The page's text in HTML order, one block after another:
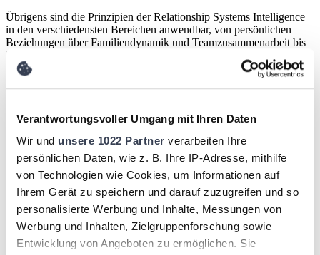
Verantwortungsvoller Umgang mit Ihren Daten
Wir und unsere 1022 Partner verarbeiten Ihre
persönlichen Daten, wie z. B. Ihre IP-Adresse, mithilfe
von Technologien wie Cookies, um Informationen auf
Ihrem Gerät zu speichern und darauf zuzugreifen und so
personalisierte Werbung und Inhalte, Messungen von
Werbung und Inhalten, Zielgruppenforschung sowie
Entwicklung von Angeboten zu ermöglichen. Sie
Übrigens sind die Prinzipien der Relationship Systems Intelligence
in den verschiedensten Bereichen anwendbar, von persönlichen
Beziehungen über Familiendynamik und Teamzusammenarbeit bis
hin zum Wachstum von Unternehmen.
Relationship Systems Intelligence: der
Während sich die Welt um uns herum ständig verändert, ist
Relationship Systems Intelligence nicht nur relevant, sondern auch
unerlässlich. Die Fähigkeit, über individuelle Interessen hinaus zu
sehen und das kollektive Potenzial eines Systems zu erfassen, ist zu
einem Eckpfeiler effektiver Führung und Zusammenarbeit
geworden.
Wie können Sie mehr über Relationship
Systems Intelligence erfahren?